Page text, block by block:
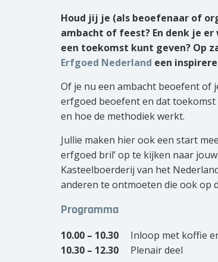
Houd jij je (als beoefenaar of
ambacht of feest? En denk je
een toekomst kunt geven? Op
Erfgoed Nederland een
Of je nu een ambacht beoefent of
erfgoed beoefent en dat toekomst
en hoe de methodiek werkt.
Jullie maken hier ook een start
erfgoed bril’ op te kijken naar
Kasteelboerderij van het
anderen te ontmoeten die ook op
Programma
10.00 – 10.30 Inloop met koffie
10.30 – 12.30 Plenair deel